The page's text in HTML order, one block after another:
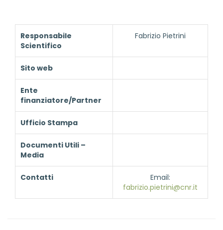
Responsabile
Scientifico
Fabrizio Pietrini
Sito web
Ente
finanziatore/Partner
Ufficio Stampa
Documenti Utili –
Media
Contatti
Email:
fabrizio.pietrini@cnr.it